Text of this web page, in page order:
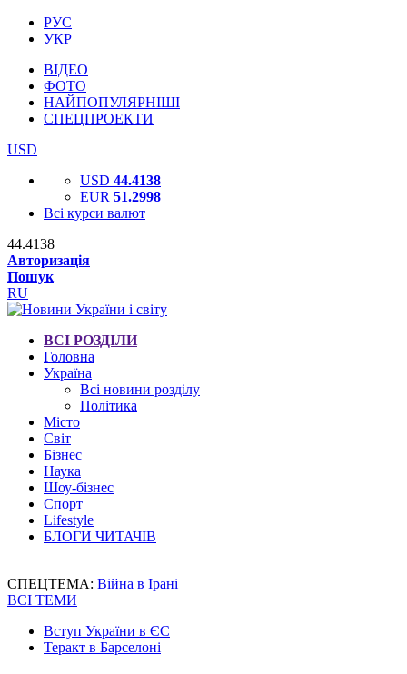
РУС
УКР
ВІДЕО
ФОТО
НАЙПОПУЛЯРНІШІ
СПЕЦПРОЕКТИ
USD
USD 44.4138
EUR 51.2998
Всі курси валют
44.4138
Авторизація
Пошук
RU
ВСІ РОЗДІЛИ
Головна
Україна
Всі новини розділу
Політика
Місто
Світ
Бізнес
Наука
Шоу-бізнес
Спорт
Lifestyle
БЛОГИ ЧИТАЧІВ
СПЕЦТЕМА: Війна в Ірані
ВСІ ТЕМИ
Вступ України в ЄС
Теракт в Барселоні